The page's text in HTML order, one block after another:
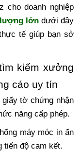
cho doanh nghiệp
lượng lớndưới đây
tế giúp bạn sở
kiếm xưởng
cáo uy tín
tờ chứng nhận
năng cấp phép.
máy móc in ấn
tiến độ cam kết.